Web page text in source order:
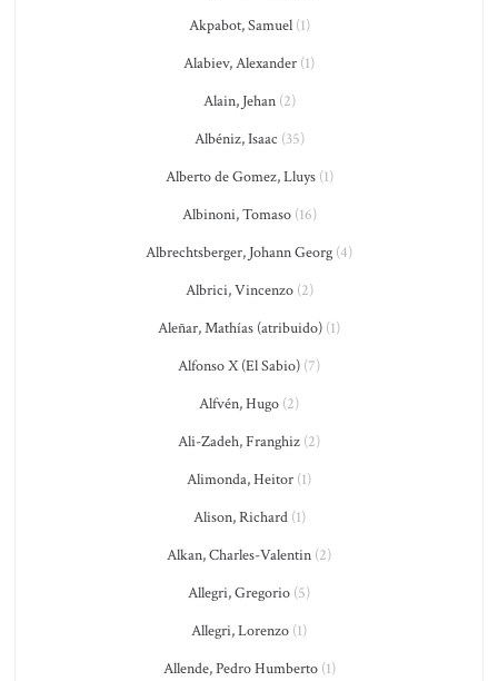
Akpabot, Samuel(1)
Alabiev, Alexander (1)
Alain, Jehan(2)
Albéniz, Isaac (35)
Alberto de Gomez, Lluys(1)
Albinoni, Tomaso(16)
Albrechtsberger, Johann Georg (4)
Albrici, Vincenzo(2)
Aleñar, Mathías (atribuido) (1)
Alfonso X (El Sabio) (7)
Alfvén, Hugo (2)
Ali-Zadeh, Franghiz (2)
Alimonda, Heitor (1)
Alison, Richard(1)
Alkan, Charles-Valentin (2)
Allegri, Gregorio (5)
Allegri, Lorenzo (1)
Allende, Pedro Humberto(1)